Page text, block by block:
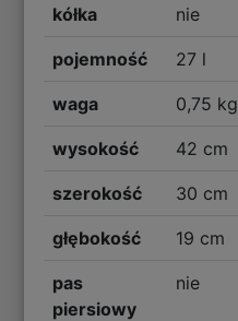
kółka nie
pojemność 27 l
waga 0,75 kg
wysokość 42 cm
szerokość 30 cm
głębokość 19 cm
pas
piersiowy
nie